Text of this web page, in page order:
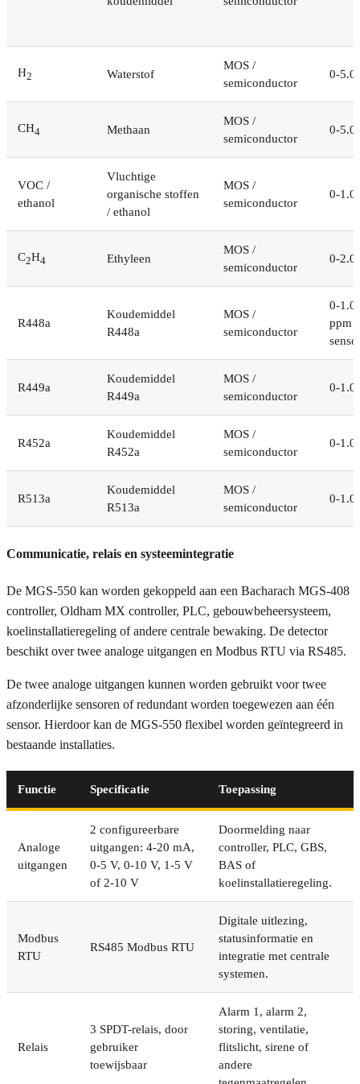
H2 Waterstof
MOS /
semiconductor
0-
CH4 Methaan
MOS /
semiconductor
0-
VOC /
ethanol
Vluchtige
organische stoffen
/ ethanol
MOS /
semiconductor
0-
C2H4 Ethyleen
MOS /
semiconductor
0-
R448a
Koudemiddel
R448a
MOS /
semiconductor
0-
ppm
R449a
Koudemiddel
R449a
MOS /
semiconductor
0-
R452a
Koudemiddel
R452a
MOS /
semiconductor
0-
R513a
Koudemiddel
R513a
MOS /
semiconductor
0-
Communicatie, relais en systeemintegratie
De MGS-550 kan worden gekoppeld aan een Bacharach MGS-408
controller, Oldham MX controller, PLC, gebouwbeheersysteem,
koelinstallatieregeling of andere centrale bewaking. De detector
beschikt over twee analoge uitgangen en Modbus RTU via RS485.
De twee analoge uitgangen kunnen worden gebruikt voor twee
afzonderlijke sensoren of redundant worden toegewezen aan één
sensor. Hierdoor kan de MGS-550 flexibel worden geïntegreerd in
bestaande installaties.
Functie Specificatie Toepassing
Analoge
uitgangen
2 configureerbare
uitgangen: 4-20 mA,
0-5 V, 0-10 V, 1-5 V
of 2-10 V
Doormelding naar
controller, PLC, GBS,
BAS of
koelinstallatieregeling.
Modbus
RTU
RS485 Modbus RTU
Digitale uitlezing,
statusinformatie en
integratie met centrale
systemen.
Relais
3 SPDT-relais, door
gebruiker
toewijsbaar
Alarm 1, alarm 2,
storing, ventilatie,
flitslicht, sirene of
andere